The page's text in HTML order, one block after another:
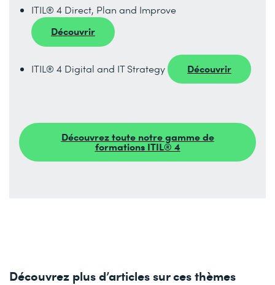
ITIL® 4 Direct, Plan and Improve
Découvrir
ITIL® 4 Digital and IT Strategy Découvrir
Découvrez toute notre gamme de
formations ITIL® 4
Découvrez plus d’articles sur ces thèmes